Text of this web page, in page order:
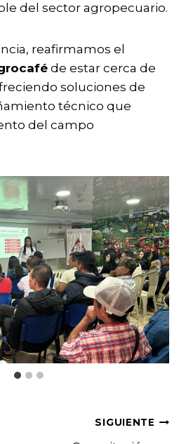
del sector agropecuario.
reafirmamos el
de estar cerca de
soluciones de
técnico que
del campo
SIGUIENTE